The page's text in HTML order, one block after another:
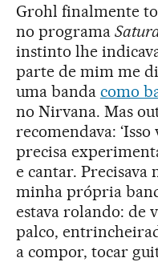
Grohl finalmente
no programa
instinto lhe
parte de mim me
uma banda como
no Nirvana. Mas
recomendava: ‘Isso
precisa
e cantar. Precisava
minha própria
estava rolando: de
palco,
a compor, tocar